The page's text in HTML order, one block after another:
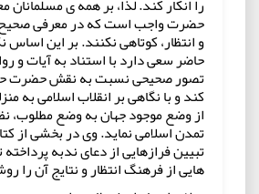
حضرت واجب است که در معرفی
و انتظار، کوتاهی نکنند. بر این اساس
حاضر سعی دارد با استناد به آیات و
تصور صحیحی نسبت به نقش حضرت
کند و با نگاهی بر انقلاب اسلامی به
از وضع موجود جهان به وضع مطلوب،
تمدن اسلامی نماید. وی در بخشی از
تبیین فرازهایی از دعای ندبه پرداخته
هایی از فرهنگ انتظار و نتایج آن را